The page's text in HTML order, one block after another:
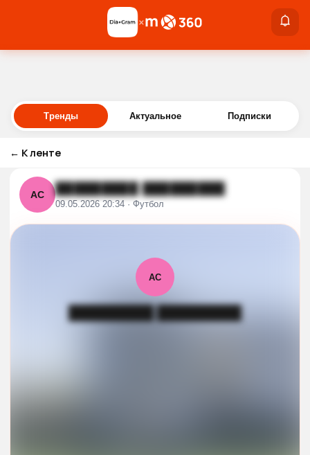
Войти
×
Тренды Актуальное Подписки
← К ленте
АС █████████ █████████
09.05.2026 20:34 · Футбол
АС
█████████ █████████